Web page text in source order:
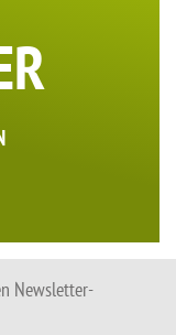
Newsletter-